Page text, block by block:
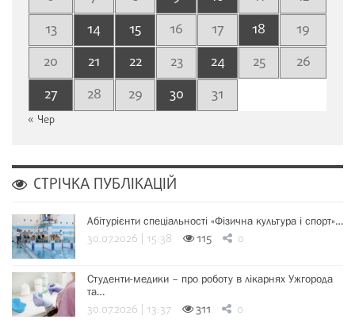
13
14 15 16 17 18
19
20
21 22 23 24 25
26
27
28 29 30 31
« Чер
СТРІЧКА ПУБЛІКАЦІЙ
Абітурієнти спеціальності «Фізична культура і спорт»…
30.07.2026 | 15:38 115 0
Студенти-медики – про роботу в лікарнях Ужгорода
та…
30.07.2026 | 13:37 311 0